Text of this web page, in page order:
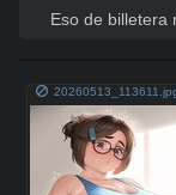
Eso de billetera